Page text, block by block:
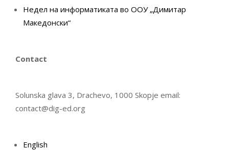
Недел на информатиката во ООУ „Димитар
Македонски“
Contact
Solunska glava 3, Drachevo, 1000 Skopje email:
contact@dig-ed.org
English